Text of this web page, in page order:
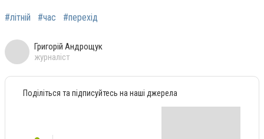
#літній #час #перехід
Григорій Андрощук
журналіст
Поділіться та підписуйтесь на наші джерела